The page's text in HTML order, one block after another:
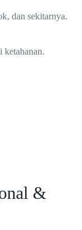
dan sekitarnya.
ketahanan.
&